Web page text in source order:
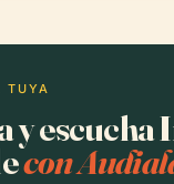
TUYA
y escucha
con